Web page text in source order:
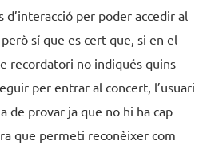
d’interacció per poder accedir al
sí que es cert que, si en el
recordatori no indiqués quins
per entrar al concert, l’usuari
de provar ja que no hi ha cap
que permeti reconèixer com